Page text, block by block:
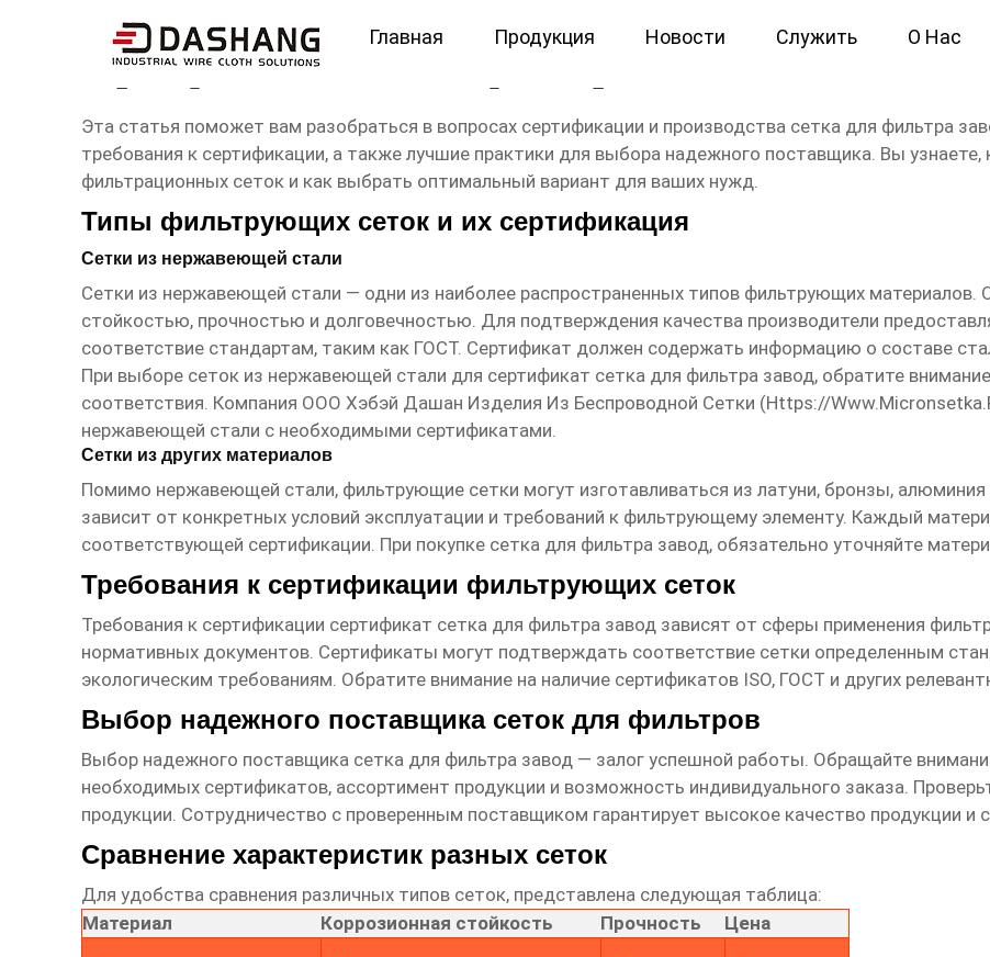
Главная Продукция Новости Служить О Нас
сертификат сетка для фильтра завод
Эта статья поможет вам разобраться в вопросах сертификации и производства сетка для фильтра
требования к сертификации, а также лучшие практики для выбора надежного поставщика. Вы
фильтрационных сеток и как выбрать оптимальный вариант для ваших нужд.
Типы фильтрующих сеток и их сертификация
Сетки из нержавеющей стали
Сетки из нержавеющей стали — одни из наиболее распространенных типов фильтрующих материалов.
стойкостью, прочностью и долговечностью. Для подтверждения качества производители
соответствие стандартам, таким как ГОСТ. Сертификат должен содержать информацию о составе
При выборе сеток из нержавеющей стали для сертификат сетка для фильтра завод, обратите
соответствия. Компания ООО Хэбэй Дашан Изделия Из Беспроводной Сетки (Https://
нержавеющей стали с необходимыми сертификатами.
Сетки из других материалов
Помимо нержавеющей стали, фильтрующие сетки могут изготавливаться из латуни, бронзы,
зависит от конкретных условий эксплуатации и требований к фильтрующему элементу. Каждый
соответствующей сертификации. При покупке сетка для фильтра завод, обязательно уточняйте
Требования к сертификации фильтрующих сеток
Требования к сертификации сертификат сетка для фильтра заводзависят от сферы применения
нормативных документов. Сертификаты могут подтверждать соответствие сетки определенным
экологическим требованиям. Обратите внимание на наличие сертификатов ISO, ГОСТ и других
Выбор надежного поставщика сеток для фильтров
Выбор надежного поставщика сетка для фильтра завод— залог успешной работы. Обращайте
необходимых сертификатов, ассортимент продукции и возможность индивидуального заказа.
продукции. Сотрудничество с проверенным поставщиком гарантирует высокое качество продукции и
Сравнение характеристик разных сеток
Для удобства сравнения различных типов сеток, представлена следующая таблица:
Материал
Коррозионная стойкость Прочность Цена